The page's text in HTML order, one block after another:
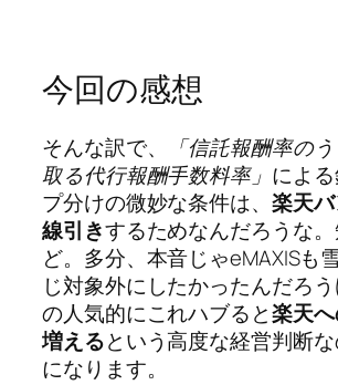
今回の感想
そんな訳で、
「信託報酬率の
取る代行報酬手数料率」 によ
プ分けの微妙な条件は、 楽天
線引きするためなんだろうな
ど。多分、本音じゃeMAXISも
じ対象外にしたかったんだろ
の人気的にこれハブると楽天
増えるという高度な経営判断
になります。